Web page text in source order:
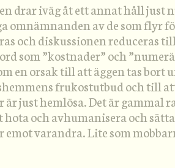
drar iväg åt ett annat håll just
omnämnanden av de som flyr
och diskussionen reduceras
som ”kostnader” och
en orsak till att äggen tas bort
frukostutbud och till
just hemlösa. Det är gammal
hota och avhumanisera och
varandra. Lite som